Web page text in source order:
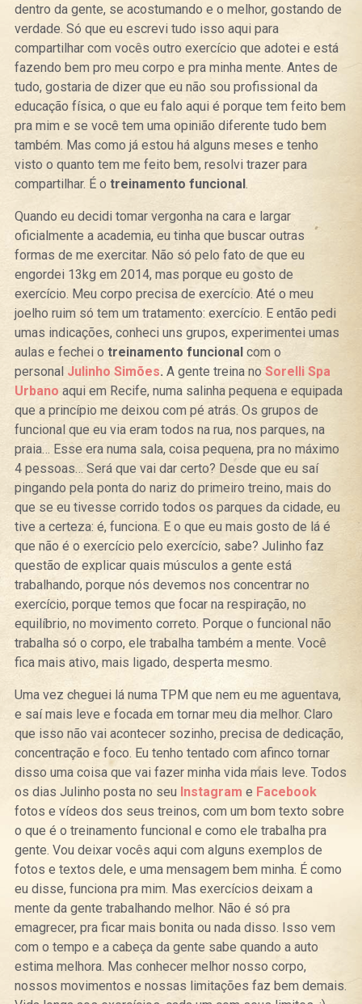
dentro da gente, se acostumando e o melhor, gostando de
verdade. Só que eu escrevi tudo isso aqui para
compartilhar com vocês outro exercício que adotei e está
fazendo bem pro meu corpo e pra minha mente. Antes de
tudo, gostaria de dizer que eu não sou profissional da
educação física, o que eu falo aqui é porque tem feito bem
pra mim e se você tem uma opinião diferente tudo bem
também. Mas como já estou há alguns meses e tenho
visto o quanto tem me feito bem, resolvi trazer para
compartilhar. É o treinamento funcional.
Quando eu decidi tomar vergonha na cara e largar
oficialmente a academia, eu tinha que buscar outras
formas de me exercitar. Não só pelo fato de que eu
engordei 13kg em 2014, mas porque eu gosto de
exercício. Meu corpo precisa de exercício. Até o meu
joelho ruim só tem um tratamento: exercício. E então pedi
umas indicações, conheci uns grupos, experimentei umas
aulas e fechei o treinamento funcional com o
personal Julinho Simões. A gente treina no Sorelli Spa
Urbano aqui em Recife, numa salinha pequena e equipada
que a princípio me deixou com pé atrás. Os grupos de
funcional que eu via eram todos na rua, nos parques, na
praia… Esse era numa sala, coisa pequena, pra no máximo
4 pessoas… Será que vai dar certo? Desde que eu saí
pingando pela ponta do nariz do primeiro treino, mais do
que se eu tivesse corrido todos os parques da cidade, eu
tive a certeza: é, funciona. E o que eu mais gosto de lá é
que não é o exercício pelo exercício, sabe? Julinho faz
questão de explicar quais músculos a gente está
trabalhando, porque nós devemos nos concentrar no
exercício, porque temos que focar na respiração, no
equilíbrio, no movimento correto. Porque o funcional não
trabalha só o corpo, ele trabalha também a mente. Você
fica mais ativo, mais ligado, desperta mesmo.
Uma vez cheguei lá numa TPM que nem eu me aguentava,
e saí mais leve e focada em tornar meu dia melhor. Claro
que isso não vai acontecer sozinho, precisa de dedicação,
concentração e foco. Eu tenho tentado com afinco tornar
disso uma coisa que vai fazer minha vida mais leve. Todos
os dias Julinho posta no seu Instagram e Facebook
fotos e vídeos dos seus treinos, com um bom texto sobre
o que é o treinamento funcional e como ele trabalha pra
gente. Vou deixar vocês aqui com alguns exemplos de
fotos e textos dele, e uma mensagem bem minha. É como
eu disse, funciona pra mim. Mas exercícios deixam a
mente da gente trabalhando melhor. Não é só pra
emagrecer, pra ficar mais bonita ou nada disso. Isso vem
com o tempo e a cabeça da gente sabe quando a auto
estima melhora. Mas conhecer melhor nosso corpo,
nossos movimentos e nossas limitações faz bem demais.